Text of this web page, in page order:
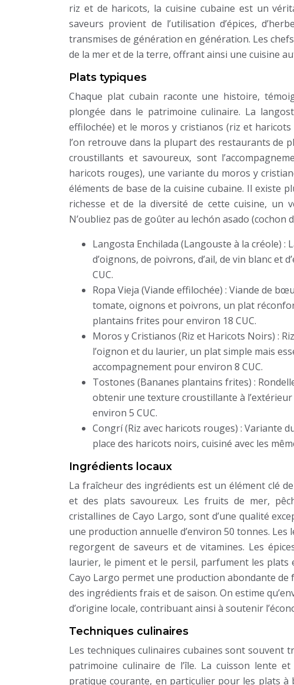
riz et de haricots, la cuisine cubaine est un
saveurs provient de l’utilisation d’épices,
transmises de génération en génération. Les
de la mer et de la terre, offrant ainsi une cuisine
Plats typiques
Chaque plat cubain raconte une histoire,
plongée dans le patrimoine culinaire. La
effilochée) et le moros y cristianos (riz et
l’on retrouve dans la plupart des restaurants de
croustillants et savoureux, sont
haricots rouges), une variante du moros y
éléments de base de la cuisine cubaine. Il existe
richesse et de la diversité de cette cuisine, un
N’oubliez pas de goûter au lechón asado
Langosta Enchilada (Langouste à la créole) :
d’oignons, de poivrons, d’ail, de vin blanc et
CUC.
Ropa Vieja (Viande effilochée) : Viande de
tomate, oignons et poivrons, un plat
plantains frites pour environ 18 CUC.
Moros y Cristianos (Riz et Haricots Noirs) :
l’oignon et du laurier, un plat simple mais
accompagnement pour environ 8 CUC.
Tostones (Bananes plantains frites) :
obtenir une texture croustillante à
environ 5 CUC.
Congrí (Riz avec haricots rouges) : Variante
place des haricots noirs, cuisiné avec les
Ingrédients locaux
La fraîcheur des ingrédients est un élément clé
et des plats savoureux. Les fruits de mer,
cristallines de Cayo Largo, sont d’une qualité
une production annuelle d’environ 50 tonnes.
regorgent de saveurs et de vitamines. Les
laurier, le piment et le persil, parfument les
Cayo Largo permet une production abondante
des ingrédients frais et de saison. On estime
d’origine locale, contribuant ainsi à soutenir
Techniques culinaires
Les techniques culinaires cubaines sont souvent
patrimoine culinaire de l’île. La cuisson lente
pratique courante, en particulier pour les plats à